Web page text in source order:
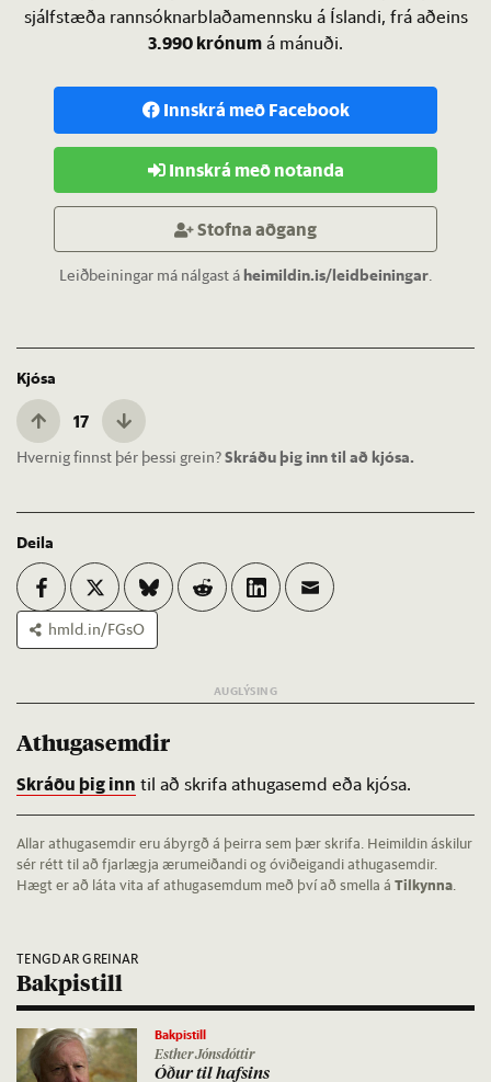
sjálfstæða rannsóknarblaðamennsku á Íslandi, frá aðeins
3.990 krónum á mánuði.
Innskrá með Facebook
Innskrá með notanda
Stofna aðgang
Leiðbeiningar má nálgast áheimildin.is/leidbeiningar.
Kjósa
17
Hvernig finnst þér þessi grein?Skráðu þig inn til að kjósa.
Deila
hmld.in/FGsO
Athugasemdir
Skráðu þig inn til að skrifa athugasemd eða kjósa.
Allar athugasemdir eru ábyrgð á þeirra sem þær skrifa. Heimildin áskilur
sér rétt til að fjarlægja ærumeiðandi og óviðeigandi athugasemdir.
Hægt er að láta vita af athugasemdum með því að smella á Tilkynna
TENGDAR GREINAR
Bakpistill
Bakpistill
Esther Jónsdóttir
Óð­ur til hafs­ins